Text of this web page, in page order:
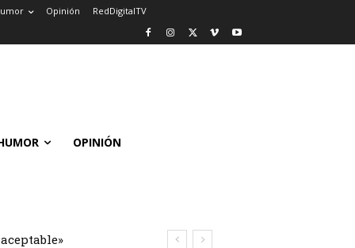
Opinión RedDigitalTV
OPINIÓN